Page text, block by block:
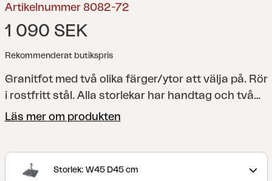
Artikelnummer 8082-72
1 090 SEK
Rekommenderat butikspris
Granitfot med två olika färger/ytor att välja på. Rör
i rostfritt stål. Alla storlekar har handtag och två
hjul för enkel förflyttning. För stänger 35-54 mm.
Läs mer om produkten
Storlek: W45 D45 cm